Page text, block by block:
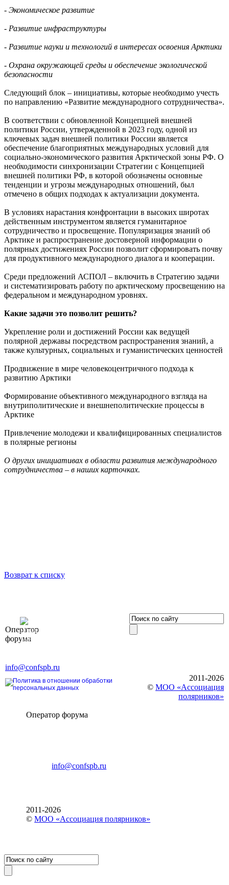
- Экономическое развитие
- Развитие инфраструктуры
- Развитие науки и технологий в интересах освоения Арктики
- Охрана окружающей среды и обеспечение экологической
безопасности
Следующий блок – инициативы, которые необходимо учесть
по направлению «Развитие международного сотрудничества».
В соответствии с обновленной Концепцией внешней
политики России, утвержденной в 2023 году, одной из
ключевых задач внешней политики России является
обеспечение благоприятных международных условий для
социально-экономического развития Арктической зоны РФ. О
необходимости синхронизации Стратегии с Концепцией
внешней политики РФ, в которой обозначены основные
тенденции и угрозы международных отношений, был
отмечено в общих подходах к актуализации документа.
В условиях нарастания конфронтации в высоких широтах
действенным инструментом является гуманитарное
сотрудничество и просвещение. Популяризация знаний об
Арктике и распространение достоверной информации о
полярных достижениях России позволит сформировать почву
для продуктивного международного диалога и кооперации.
Среди предложений АСПОЛ – включить в Стратегию задачи
и систематизировать работу по арктическому просвещению на
федеральном и международном уровнях.
Какие задачи это позволит решить?
Укрепление роли и достижений России как ведущей
полярной державы посредством распространения знаний, а
также культурных, социальных и гуманистических ценностей
Продвижение в мире человекоцентричного подхода к
развитию Арктики
Формирование объективного международного взгляда на
внутриполитические и внешнеполитические процессы в
Арктике
Привлечение молодежи и квалифицированных специалистов
в полярные регионы
О других инициативах в области развития международного
сотрудничества – в наших карточках.
Возврат к списку
Оператор
форума
Элит»
196191, г. Санкт-Петербург,
info@confspb.ru
Политика в отношении обработки
персональных данных
2011-2026
© МОО «Ассоциация
полярников»
Оператор форума
E-mail:info@confspb.ru
2011-2026
©МОО «Ассоциация полярников»